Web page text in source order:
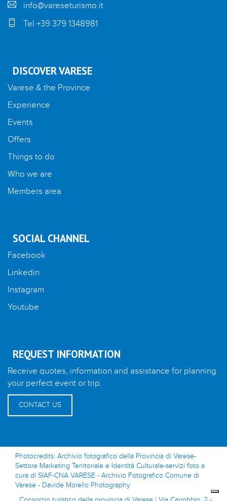
info@vareseturismo.it
Tel +39 379 1348981
DISCOVER VARESE
Varese & the Province
Experience
Events
Offers
Things to do
Who we are
Members area
SOCIAL CHANNEL
Facebook
Linkedin
Instagram
Youtube
REQUEST INFORMATION
Receive quotes, information and assistance for planning
your perfect event or trip.
CONTACT US
Photocredits: Archivio fotografico della Provincia di Varese-
Settore Marketing Territoriale e Identità Culturale-servizi foto a
cura di SIAF-CNA VARESE - Archivio Fotografico Comune di
Varese - Davide Morello Photography